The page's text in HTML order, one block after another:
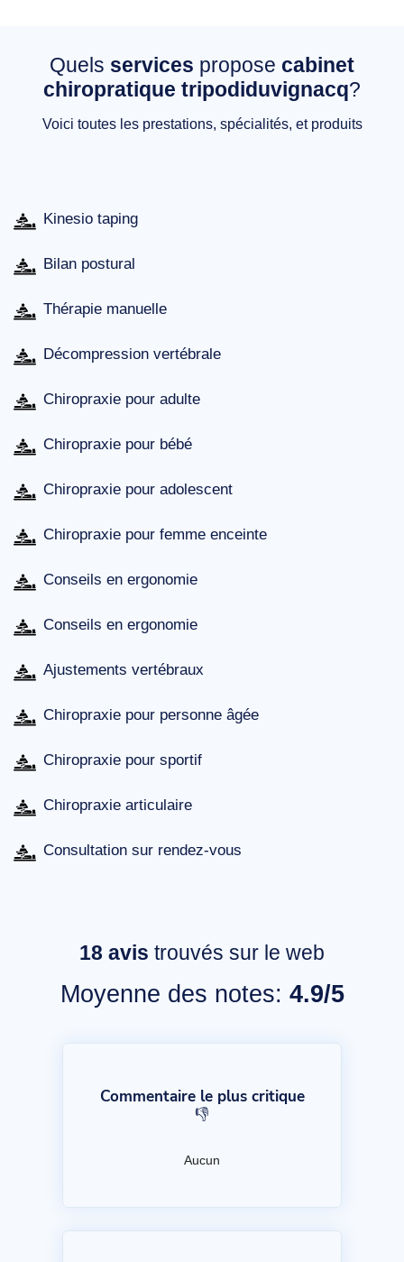
Quels services propose cabinet
chiropratique tripodiduvignacq?
Voici toutes les prestations, spécialités, et produits
Kinesio taping
Bilan postural
Thérapie manuelle
Décompression vertébrale
Chiropraxie pour adulte
Chiropraxie pour bébé
Chiropraxie pour adolescent
Chiropraxie pour femme enceinte
Conseils en ergonomie
Conseils en ergonomie
Ajustements vertébraux
Chiropraxie pour personne âgée
Chiropraxie pour sportif
Chiropraxie articulaire
Consultation sur rendez-vous
18 avis trouvés sur le web
Moyenne des notes: 4.9/5
Commentaire le plus critique
👎
Aucun